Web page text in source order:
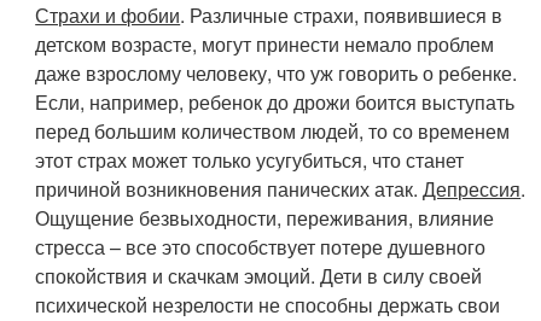
Страхи и фобии. Различные страхи, появившиеся в
детском возрасте, могут принести немало проблем
даже взрослому человеку, что уж говорить о ребенке.
Если, например, ребенок до дрожи боится выступать
перед большим количеством людей, то со временем
этот страх может только усугубиться, что станет
причиной возникновения панических атак.Депрессия.
Ощущение безвыходности, переживания, влияние
стресса – все это способствует потере душевного
спокойствия и скачкам эмоций. Дети в силу своей
психической незрелости не способны держать свои